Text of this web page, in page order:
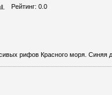
Рейтинг: 0.0
рифов Красного моря.